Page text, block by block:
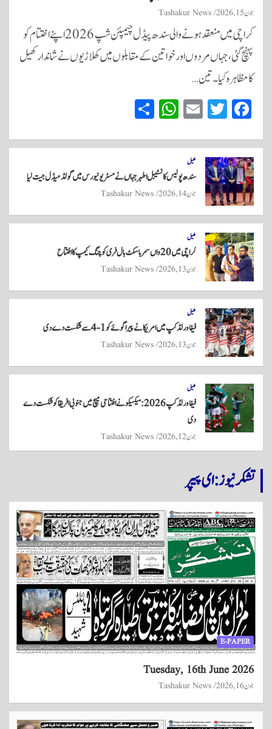
جون 15, 2026 Tashakur News
کراچی میں منعقد ہونے والی سندھ پیڈل چیمپئن شپ 2026 اپنے اختتام کو
پہنچ گئی، جہاں مردوں اور خواتین کے مقابلوں میں کھلاڑیوں نے شاندار کھیل
کا مظاہرہ کیا۔ تین…
Fa
ce
bo
ok
T
wi
tte
r
E
m
ail
W
ha
ts
A
pp
re
کھیل
سندھ پولیس کانسٹیبل اطہر جہاں نے مسٹر یونیورس میں گولڈ میڈل جیت لیا
جون 14, 2026 Tashakur News
کھیل
کراچی میں 20واں سمر باسکٹ بال فری کوچنگ کیمپ کا افتتاح
جون 13, 2026 Tashakur News
کھیل
فیفا ورلڈکپ میں امریکا نے پیراگوئے کو 1-4 سے شکست دے دی
جون 13, 2026 Tashakur News
کھیل
فیفا ورلڈ کپ 2026: میکسیکو نے افتتاحی میچ میں جنوبی افریقا کو شکست دے
دی
جون 12, 2026 Tashakur News
تشکر نیوز: ای پیپر
E-PAPER
Tuesday, 16th June 2026
جون 16, 2026 Tashakur News